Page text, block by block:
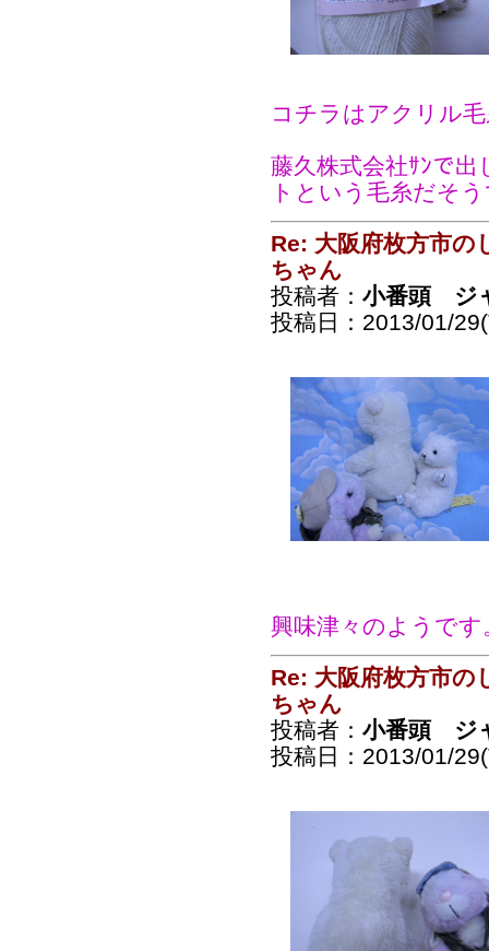
コチラはアクリル
藤久株式会社ｻﾝで
トという毛糸だそ
Re: 大阪府枚方市の
ちゃん
投稿者： 小番頭 ジ
投稿日：2013/01/
興味津々のようです
Re: 大阪府枚方市の
ちゃん
投稿者： 小番頭 ジ
投稿日：2013/01/